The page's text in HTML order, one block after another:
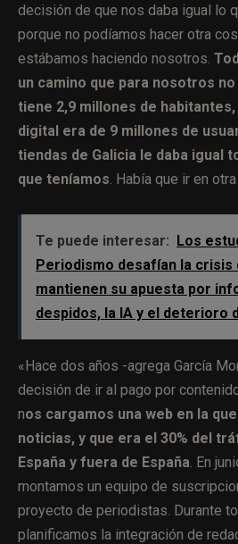
decisión de que nos daba igual lo
porque no podíamos hacer otra
estábamos haciendo nosotros.
un camino que para nosotros
tiene 2,9 millones de
digital era de 9 millones de
tiendas de Galicia le daba igual
que teníamos . Había que ir en
Te puede interesar: Los
Periodismo desafían la crisis
mantienen su apuesta por
despidos, la IA y el deterioro
«Hace dos años -agrega García
decisión de ir al pago por
nos cargamos una web en la
noticias, y que era el 30% del
España y fuera de España . En
montamos un equipo de
proyecto de periodistas. Durante
planificamos la integración de